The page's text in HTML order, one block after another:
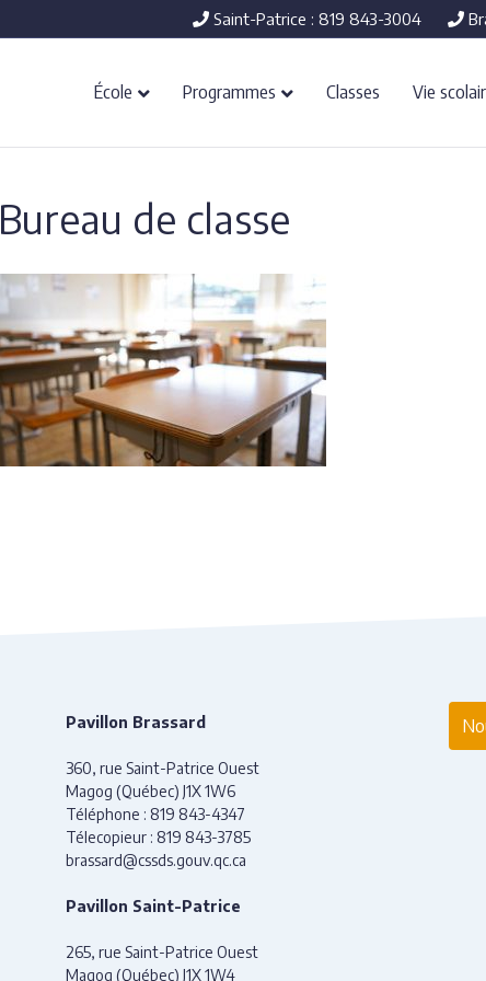
Saint-Patrice : 819 843-3004
École Programmes Classes Vie
Bureau de classe
Pavillon Brassard
360, rue Saint-Patrice Ouest
Magog (Québec) J1X 1W6
Téléphone : 819 843-4347
Télecopieur : 819 843-3785
brassard@cssds.gouv.qc.ca
Pavillon Saint-Patrice
265, rue Saint-Patrice Ouest
Magog (Québec) J1X 1W4